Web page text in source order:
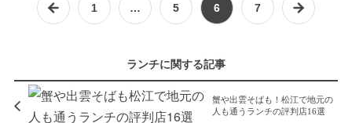
1 … 5 6 7
ランチに関する記事
蟹や出雲そばも！松江で地元の
人も通うランチの評判店16選